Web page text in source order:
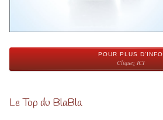
POUR PLUS D'INFO
Cliquez ICI
Le Top du BlaBla